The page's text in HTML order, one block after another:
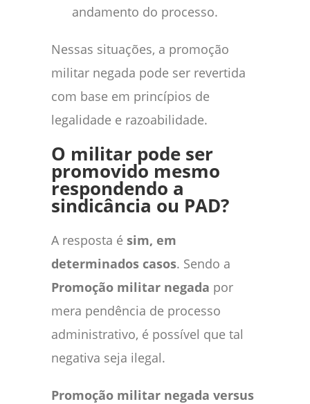
andamento do processo.
Nessas situações, a promoção
militar negada pode ser revertida
com base em princípios de
legalidade e razoabilidade.
O militar pode ser
promovido mesmo
respondendo a
sindicância ou PAD?
A resposta é sim, em
determinados casos. Sendo a
Promoção militar negada por
mera pendência de processo
administrativo, é possível que tal
negativa seja ilegal.
Promoção militar negada versus